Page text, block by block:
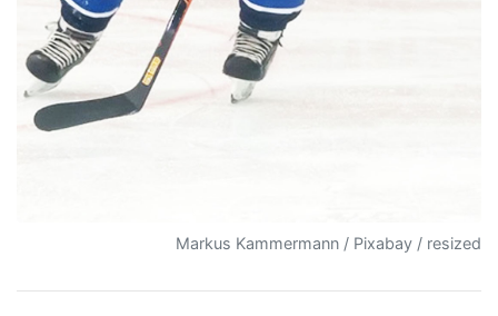
Markus Kammermann / Pixabay / resized